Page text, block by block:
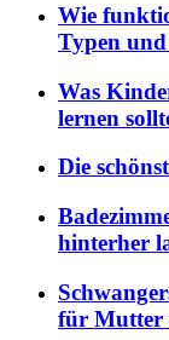
Wie
Typen
Was
lernen
Die
hinterher
für Mutter